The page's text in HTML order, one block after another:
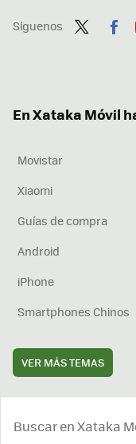
Síguenos
En Xataka Móvil
Movistar
Xiaomi
Guías de compra
Android
iPhone
Smartphones Chinos
VER MÁS TEMAS